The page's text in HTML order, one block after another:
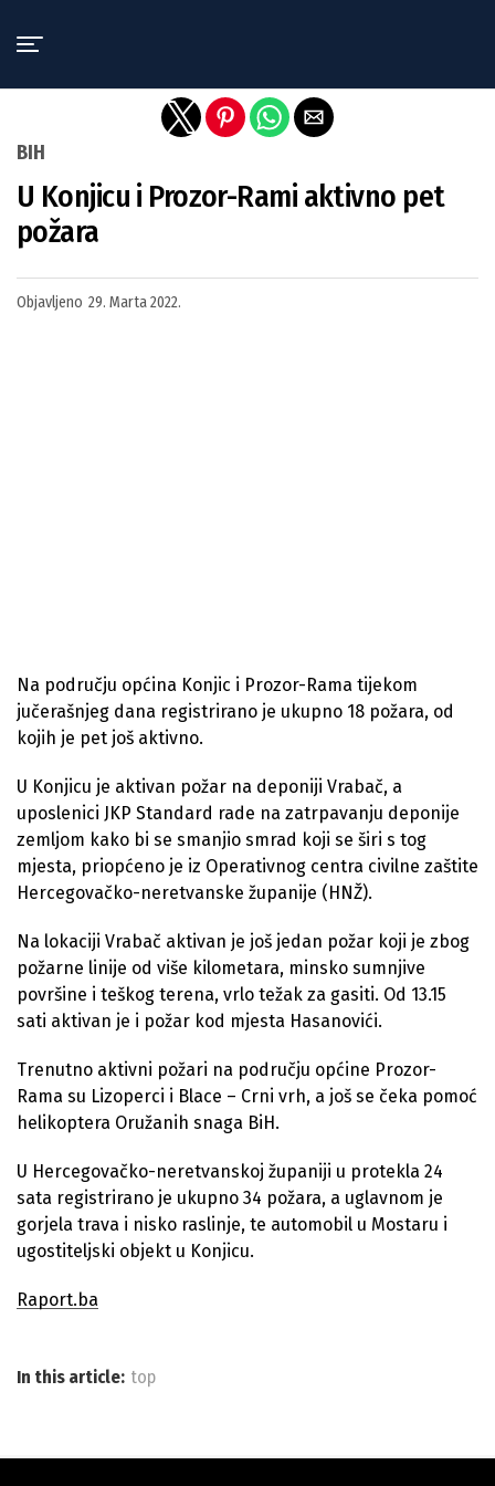
BIH
U Konjicu i Prozor-Rami aktivno pet
požara
Objavljeno 29. Marta 2022.
Na području općina Konjic i Prozor-Rama tijekom
jučerašnjeg dana registrirano je ukupno 18 požara, od
kojih je pet još aktivno.
U Konjicu je aktivan požar na deponiji Vrabač, a
uposlenici JKP Standard rade na zatrpavanju deponije
zemljom kako bi se smanjio smrad koji se širi s tog
mjesta, priopćeno je iz Operativnog centra civilne zaštite
Hercegovačko-neretvanske županije (HNŽ).
Na lokaciji Vrabač aktivan je još jedan požar koji je zbog
požarne linije od više kilometara, minsko sumnjive
površine i teškog terena, vrlo težak za gasiti. Od 13.15
sati aktivan je i požar kod mjesta Hasanovići.
Trenutno aktivni požari na području općine Prozor-
Rama su Lizoperci i Blace – Crni vrh, a još se čeka pomoć
helikoptera Oružanih snaga BiH.
U Hercegovačko-neretvanskoj županiji u protekla 24
sata registrirano je ukupno 34 požara, a uglavnom je
gorjela trava i nisko raslinje, te automobil u Mostaru i
ugostiteljski objekt u Konjicu.
Raport.ba
In this article: top